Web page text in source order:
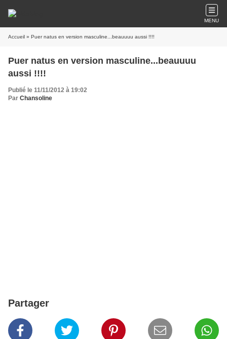
MENU
Accueil » Puer natus en version masculine...beauuuu aussi !!!!
Puer natus en version masculine...beauuuu
aussi !!!!
Publié le 11/11/2012 à 19:02
Par Chansoline
Partager